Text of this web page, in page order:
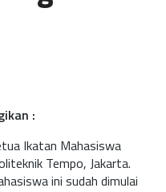
:
Ikatan Mahasiswa
Tempo, Jakarta.
ini sudah dimulai